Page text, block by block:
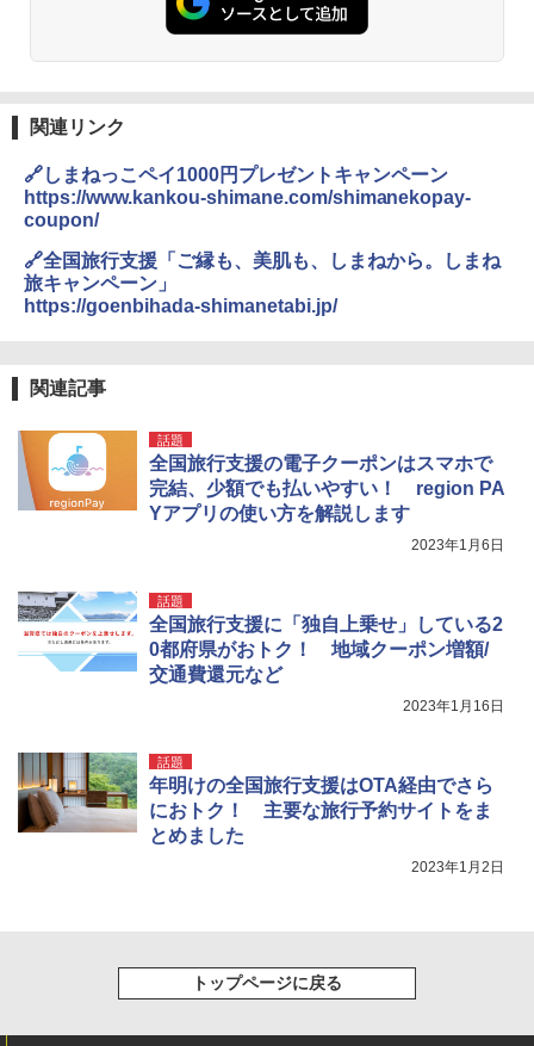
関連リンク
🔗しまねっこペイ1000円プレゼントキャンペーン
https://www.kankou-shimane.com/shimanekopay-
coupon/
🔗全国旅行支援「ご縁も、美肌も、しまねから。しまね
旅キャンペーン」
https://goenbihada-shimanetabi.jp/
関連記事
話題
全国旅行支援の電子クーポンはスマホで
完結、少額でも払いやすい！ region PA
Yアプリの使い方を解説します
2023年1月6日
話題
全国旅行支援に「独自上乗せ」している2
0都府県がおトク！ 地域クーポン増額/
交通費還元など
2023年1月16日
話題
年明けの全国旅行支援はOTA経由でさら
におトク！ 主要な旅行予約サイトをま
とめました
2023年1月2日
トップページに戻る